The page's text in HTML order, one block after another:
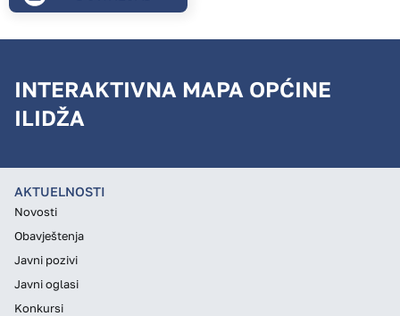
INTERAKTIVNA MAPA OPĆINE
ILIDŽA
AKTUELNOSTI
Novosti
Obavještenja
Javni pozivi
Javni oglasi
Konkursi